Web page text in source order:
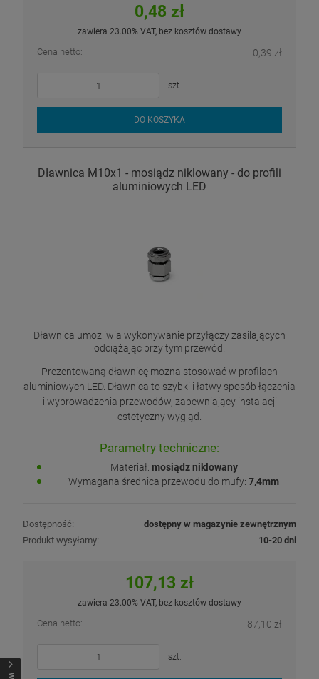
0,48 zł
zawiera 23.00% VAT, bez kosztów dostawy
Cena netto: 0,39 zł
szt.
DO KOSZYKA
Dławnica M10x1 - mosiądz niklowany - do profili
aluminiowych LED
Dławnica umożliwia wykonywanie przyłączy zasilających
odciążając przy tym przewód.
Prezentowaną dławnicę można stosować w profilach
aluminiowych LED. Dławnica to szybki i łatwy sposób łączenia
i wyprowadzenia przewodów, zapewniający instalacji
estetyczny wygląd.
Parametry techniczne:
Materiał: mosiądz niklowany
Wymagana średnica przewodu do mufy: 7,4mm
Dostępność:
dostępny w magazynie zewnętrznym
Produkt wysyłamy:
10-20 dni
107,13 zł
zawiera 23.00% VAT, bez kosztów dostawy
Cena netto: 87,10 zł
szt.